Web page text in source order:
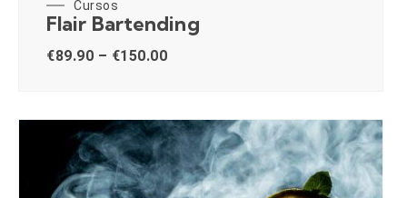
Cursos
Flair Bartending
€89.90 – €150.00